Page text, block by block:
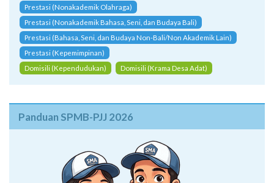
Prestasi (Nonakademik Olahraga)
Prestasi (Nonakademik Bahasa, Seni, dan Budaya Bali)
Prestasi (Bahasa, Seni, dan Budaya Non-Bali/Non Akademik Lain)
Prestasi (Kepemimpinan)
Domisili (Kependudukan)
Domisili (Krama Desa Adat)
Panduan SPMB-PJJ 2026